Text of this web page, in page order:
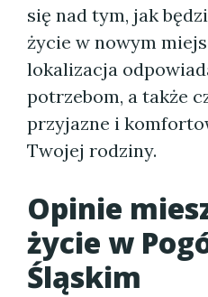
się nad tym, jak
życie w nowym
lokalizacja
potrzebom, a także
przyjazne i
Twojej rodziny.
Opinie
życie w
Śląskim